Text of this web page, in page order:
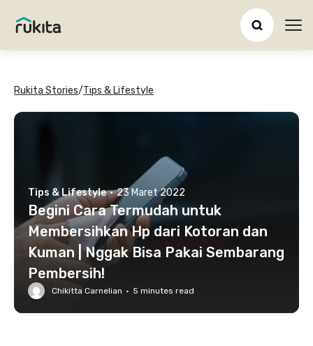
Rukita Stories/Tips & Lifestyle
Tips & Lifestyle · 23 Maret 2022
Begini Cara Termudah untuk
Membersihkan Hp dari Kotoran dan
Kuman | Nggak Bisa Pakai Sembarang
Pembersih!
Chikitta Carnelian · 5 minutes read